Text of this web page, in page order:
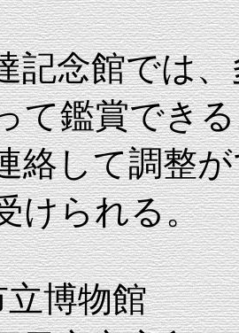
念館では、
て鑑賞でき
して調整が
けられる。
博物館